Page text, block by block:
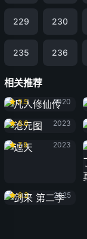
229 230
235 236
相关推荐
凡人修仙传
9.5
2020
沧元图
8.6
2023
遮天
7.9
2023
8.3
2025